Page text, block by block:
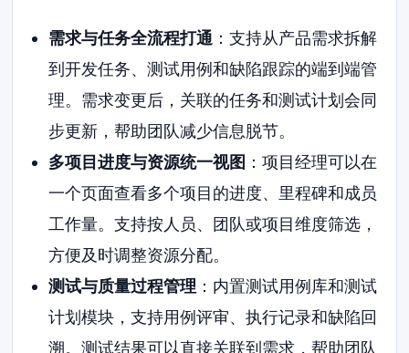
需求与任务全流程打通：支持从产品需求拆解
到开发任务、测试用例和缺陷跟踪的端到端管
理。需求变更后，关联的任务和测试计划会同
步更新，帮助团队减少信息脱节。
多项目进度与资源统一视图 ：项目经理可以在
一个页面查看多个项目的进度、里程碑和成员
工作量。支持按人员、团队或项目维度筛选，
方便及时调整资源分配。
测试与质量过程管理 ：内置测试用例库和测试
计划模块，支持用例评审、执行记录和缺陷回
溯。测试结果可以直接关联到需求，帮助团队